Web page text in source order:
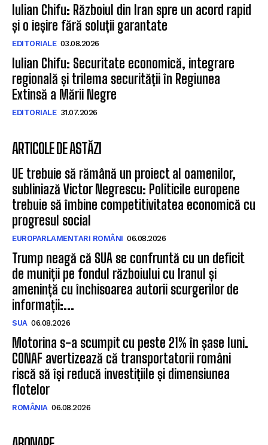
Iulian Chifu: Războiul din Iran spre un acord rapid
și o ieșire fără soluții garantate
EDITORIALE 03.08.2026
Iulian Chifu: Securitate economică, integrare
regională și trilema securității în Regiunea
Extinsă a Mării Negre
EDITORIALE 31.07.2026
ARTICOLE DE ASTĂZI
UE trebuie să rămână un proiect al oamenilor,
subliniază Victor Negrescu: Politicile europene
trebuie să îmbine competitivitatea economică cu
progresul social
EUROPARLAMENTARI ROMÂNI 06.08.2026
Trump neagă că SUA se confruntă cu un deficit
de muniții pe fondul războiului cu Iranul și
amenință cu închisoarea autorii scurgerilor de
informații:...
SUA 06.08.2026
Motorina s-a scumpit cu peste 21% în șase luni.
CONAF avertizează că transportatorii români
riscă să își reducă investițiile și dimensiunea
flotelor
ROMÂNIA 06.08.2026